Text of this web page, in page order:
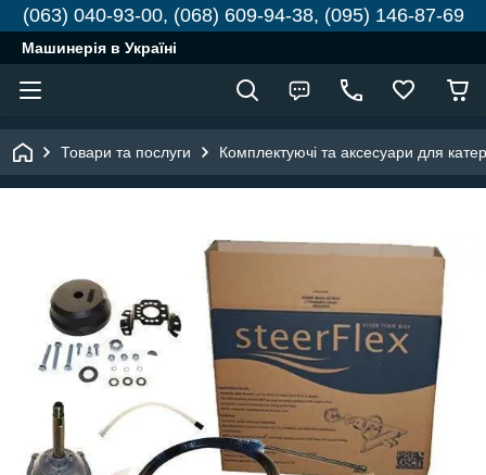
(063) 040-93-00, (068) 609-94-38, (095) 146-87-69
Машинерія в Україні
Товари та послуги Комплектуючі та аксесуари для